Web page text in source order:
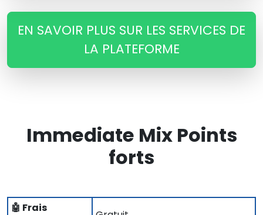
EN SAVOIR PLUS SUR LES SERVICES DE
LA PLATEFORME
Immediate Mix Points
forts
🤖 Frais